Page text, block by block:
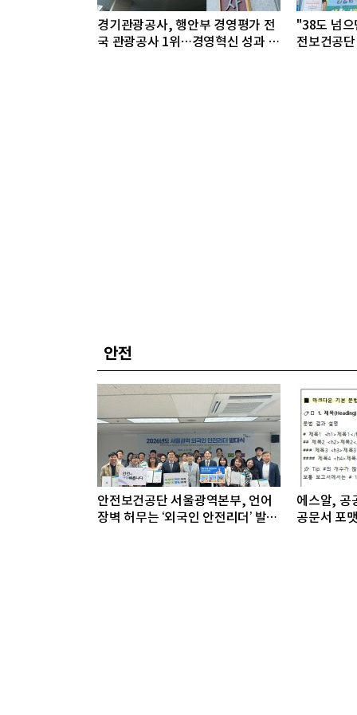
경기관광공사, 행안부 경영평가 전
국 관광공사 1위…경영혁신 성과 인
"38도 넘
전보건공
안전
안전보건공단 서울광역본부, 언어
장벽 허무는 ‘외국인 안전리더’ 발대
에스알, 공
공문서 포